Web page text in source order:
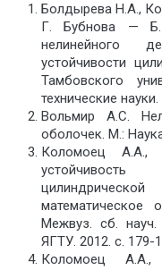
Болдырева Н.А.,
Г. Бубнова — Б.
нелинейного
устойчивости
Тамбовского
технические
Вольмир А.С.
оболочек. М.:
Коломоец А.А.,
устойчивость
математическое
Межвуз. сб.
ЯГТУ. 2012. с. 179-
Коломоец